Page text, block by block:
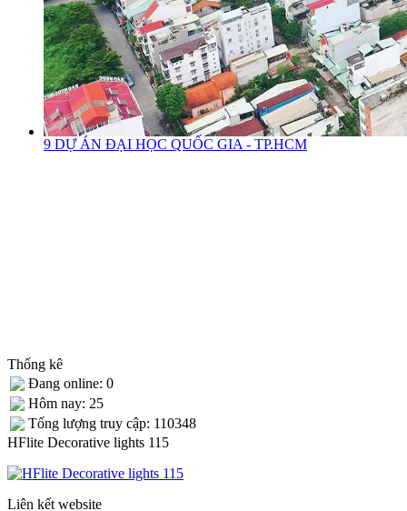
9 DỰ ÁN ĐẠI HỌC QUỐC GIA - TP.HCM
Thống kê
Đang online: 0
Hôm nay: 25
Tống lượng truy cập: 110348
HFlite Decorative lights 115
Liên kết website